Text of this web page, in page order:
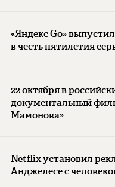
«Яндекс Go»
в честь пятилетия
22 октября в
документальный
Мамонова»
Netflix установил
Анджелесе с